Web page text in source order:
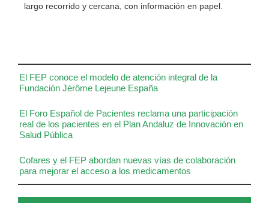
El FEP conoce el modelo de atención integral de la
Fundación Jérôme Lejeune España
El Foro Español de Pacientes reclama una participación
real de los pacientes en el Plan Andaluz de Innovación en
Salud Pública
Cofares y el FEP abordan nuevas vías de colaboración
para mejorar el acceso a los medicamentos
largo recorrido y cercana, con información en papel.